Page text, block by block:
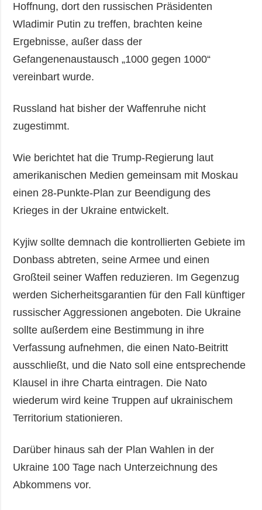
Hoffnung, dort den russischen Präsidenten
Wladimir Putin zu treffen, brachten keine
Ergebnisse, außer dass der
Gefangenenaustausch „1000 gegen 1000“
vereinbart wurde.
Russland hat bisher der Waffenruhe nicht
zugestimmt.
Wie berichtet hat die Trump-Regierung laut
amerikanischen Medien gemeinsam mit Moskau
einen 28-Punkte-Plan zur Beendigung des
Krieges in der Ukraine entwickelt.
Kyjiw sollte demnach die kontrollierten Gebiete im
Donbass abtreten, seine Armee und einen
Großteil seiner Waffen reduzieren. Im Gegenzug
werden Sicherheitsgarantien für den Fall künftiger
russischer Aggressionen angeboten. Die Ukraine
sollte außerdem eine Bestimmung in ihre
Verfassung aufnehmen, die einen Nato-Beitritt
ausschließt, und die Nato soll eine entsprechende
Klausel in ihre Charta eintragen. Die Nato
wiederum wird keine Truppen auf ukrainischem
Territorium stationieren.
Darüber hinaus sah der Plan Wahlen in der
Ukraine 100 Tage nach Unterzeichnung des
Abkommens vor.